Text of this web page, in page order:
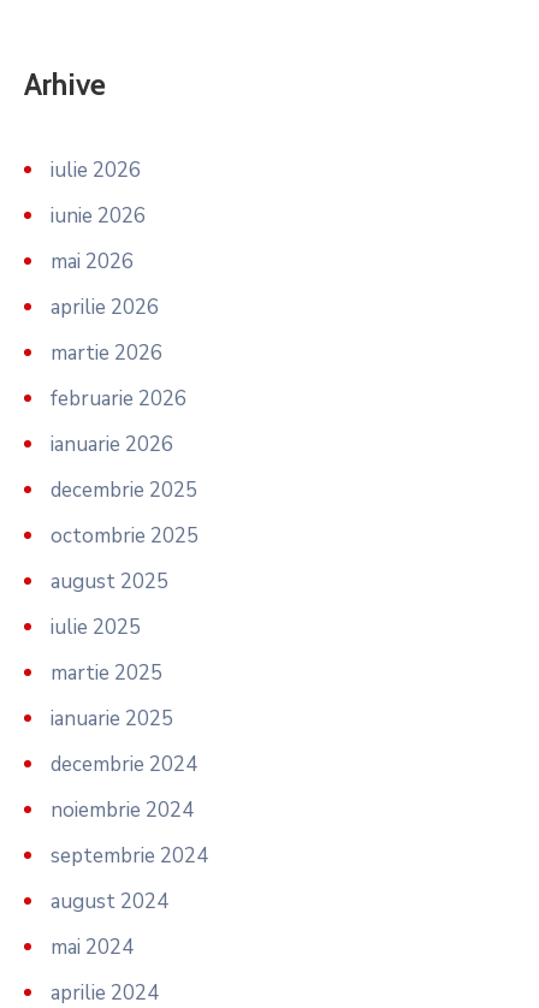
Arhive
iulie 2026
iunie 2026
mai 2026
aprilie 2026
martie 2026
februarie 2026
ianuarie 2026
decembrie 2025
octombrie 2025
august 2025
iulie 2025
martie 2025
ianuarie 2025
decembrie 2024
noiembrie 2024
septembrie 2024
august 2024
mai 2024
aprilie 2024